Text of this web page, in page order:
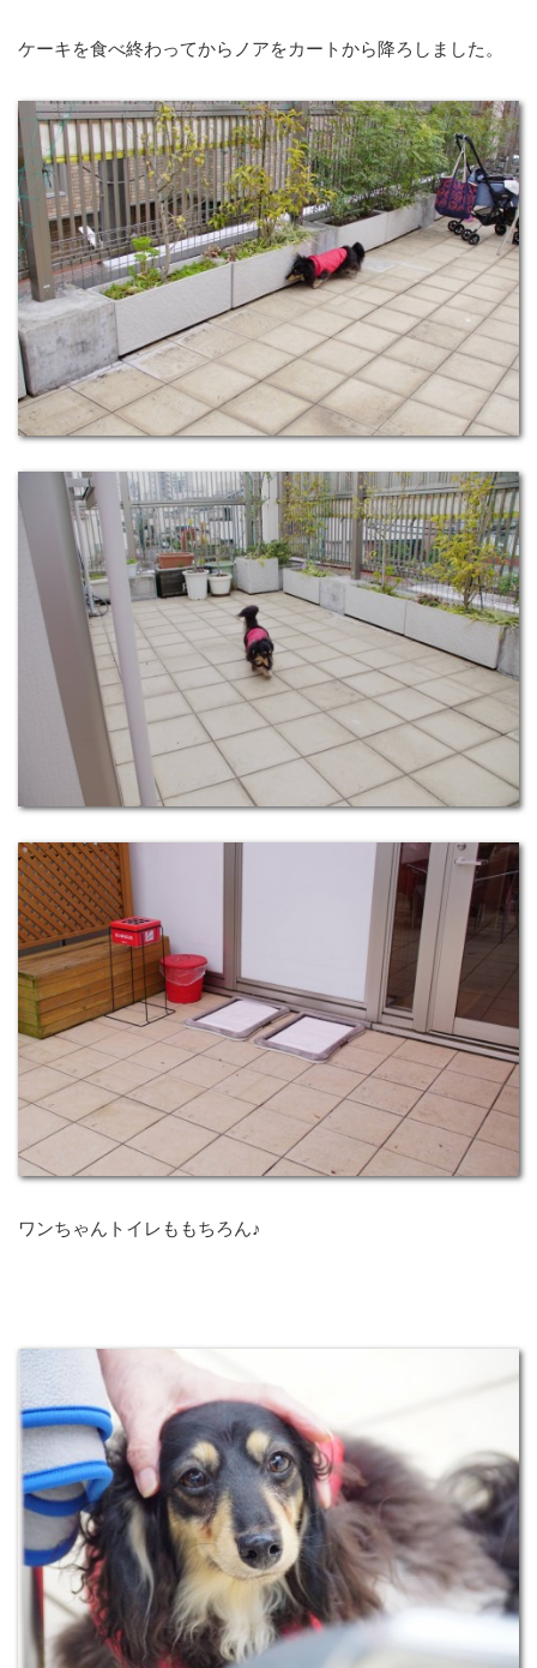
ケーキを食べ終わってからノアをカートから降ろしました。
ワンちゃんトイレももちろん♪